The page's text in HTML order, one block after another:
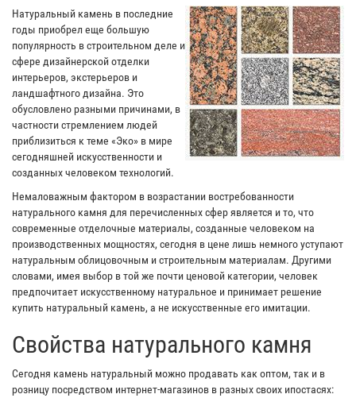
Натуральный камень в последние
годы приобрел еще большую
популярность в строительном деле и
сфере дизайнерской отделки
интерьеров, экстерьеров и
ландшафтного дизайна. Это
обусловлено разными причинами, в
частности стремлением людей
приблизиться к теме «Эко» в мире
сегодняшней искусственности и
созданных человеком технологий.
Немаловажным фактором в возрастании востребованности
натурального камня для перечисленных сфер является и то, что
современные отделочные материалы, созданные человеком на
производственных мощностях, сегодня в цене лишь немного уступают
натуральным облицовочным и строительным материалам. Другими
словами, имея выбор в той же почти ценовой категории, человек
предпочитает искусственному натуральное и принимает решение
купить натуральный камень, а не искусственные его имитации.
Свойства натурального камня
Сегодня камень натуральный можно продавать как оптом, так и в
розницу посредством интернет-магазинов в разных своих ипостасях: